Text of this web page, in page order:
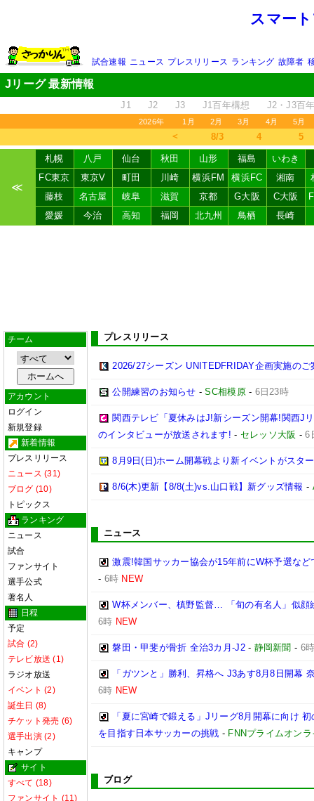
スマー
試合速報 ニュース プレスリリース ランキング 故障者
Jリーグ 最新情報
J1 J2 J3 J1百年構想 J2・J3百
2026年 1月 2月 3月 4月 5月
＜ 8/3 4 5
≪
札幌 八戸 仙台 秋田 山形 福島
いわき
FC東京
東京V 町田 川崎 横浜FM 横浜FC 湘南
藤枝
名古屋 岐阜 滋賀 京都 G大阪 C大阪
愛媛
今治 高知 福岡 北九州 鳥栖 長崎
チーム
アカウント
ログイン
新規登録
新着情報
プレスリリース
ニュース (31)
ブログ (10)
トピックス
ランキング
ニュース
試合
ファンサイト
選手公式
著名人
日程
予定
試合 (2)
テレビ放送 (1)
ラジオ放送
イベント (2)
誕生日 (8)
チケット発売 (6)
選手出演 (2)
キャンプ
サイト
すべて (18)
ファンサイト (11)
プレスリリース
2026/27シーズン UNITEDFRIDAY企画実施のご
公開練習のお知らせ -SC相模原- 6日23時
関西テレビ「夏休みはJ!新シーズン開幕!関西J
のインタビューが放送されます! - セレッソ大阪 -6
8月9日(日)ホーム開幕戦より新イベントがスタ
8/6(木)更新【8/8(土)vs.山口戦】新グッズ情報 -
ニュース
激震!韓国サッカー協会が15年前にW杯予選な
- 6時 NEW
W杯メンバー、槙野監督… 「旬の有名人」似顔
6時 NEW
磐田・甲斐が骨折 全治3カ月-J2- 静岡新聞 - 6
「ガツンと」勝利、昇格へ J3あす8月8日開幕
6時 NEW
「夏に宮崎で鍛える」Jリーグ8月開幕に向け
を目指す日本サッカーの挑戦 - FNNプライムオンラ
ブログ